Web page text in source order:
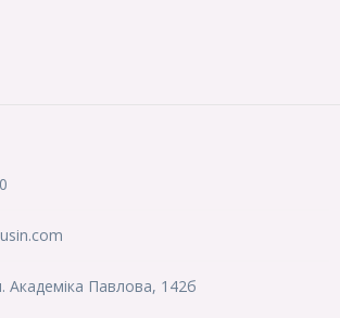
Академіка Павлова, 142б